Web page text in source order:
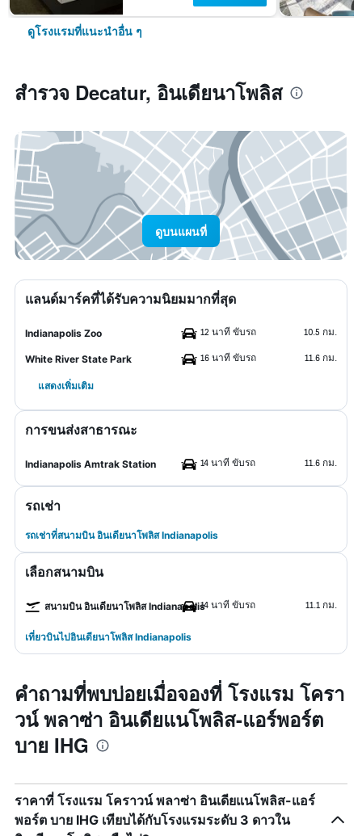
ดูโรงแรมที่แนะนำอื่น ๆ
สำรวจ Decatur, อินเดียนาโพลิส
ดูบนแผนที่
แลนด์มาร์คที่ได้รับความนิยมมากที่สุด
Indianapolis Zoo 12 นาที ขับรถ 10.5 กม.
White River State Park 16 นาที ขับรถ 11.6 กม.
แสดงเพิ่มเติม
การขนส่งสาธารณะ
Indianapolis Amtrak Station 14 นาที ขับรถ 11.6 กม.
รถเช่า
รถเช่าที่สนามบิน อินเดียนาโพลิส Indianapolis
เลือกสนามบิน
สนามบิน อินเดียนาโพลิส Indianapolis14 นาที ขับรถ 11.1 กม.
เที่ยวบินไปอินเดียนาโพลิส Indianapolis
คำถามที่พบบ่อยเมื่อจองที่ โรงแรม โครา
วน์ พลาซ่า อินเดียแนโพลิส-แอร์พอร์ต
บาย IHG
ราคาที่ โรงแรม โคราวน์ พลาซ่า อินเดียแนโพลิส-แอร์
พอร์ต บาย IHG เทียบได้กับโรงแรมระดับ 3 ดาวใน